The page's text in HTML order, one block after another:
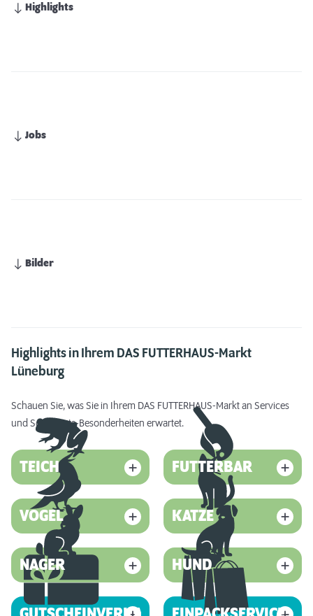
Highlights
Jobs
Bilder
Highlights in Ihrem DAS FUTTERHAUS-Markt
Lüneburg
Schauen Sie, was Sie in Ihrem DAS FUTTERHAUS-Markt an Services
und Sortiments-Besonderheiten erwartet.
TEICH FUTTERBAR
VOGEL KATZE
NAGER HUND